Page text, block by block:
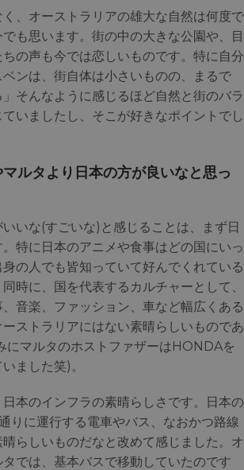
、オーストラリアの雄大な自然は何度で
も思います。街の中の大きな公園や、目
の声も今では恋しいものです。特に自分
ンは、街自体は小さいものの、まるで
」そんなように感じるほど自然と街のバラ
いましたし、そこが好きなポイントでし
ルタより日本の方が良いなと思っ
いな(すごいな)と感じることは、まず日
特に日本のアニメや食事はどの国にいっ
の人でも皆知っていて好んでくれている
時に、国を代表するカルチャーとして、
音楽、ファッション、車など幅広くある
ストラリアにはない素晴らしいものであ
にマルタのホストファザーはHONDAを
ました笑)。
本のインフラの素晴らしさです。日本の
りに運行する電車やバス、なおかつ路線
らしいものだなと改めて感じました。オ
では、基本バスで移動していたのです